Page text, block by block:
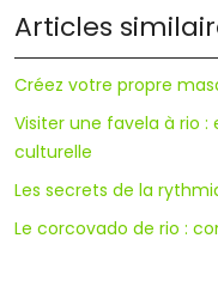
Articles
Créez votre propre
Visiter une favela à rio
culturelle
Les secrets de la
Le corcovado de rio :